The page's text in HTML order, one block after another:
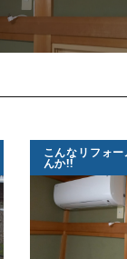
こんなリフォ
んか!!